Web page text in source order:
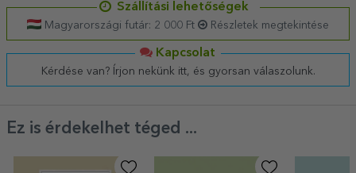
Szállítási lehetőségek
Magyarországi futár: 2 000 Ft Részletek megtekintése
Kapcsolat
Kérdése van? Írjon nekünk itt, és gyorsan válaszolunk.
Ez is érdekelhet téged ...